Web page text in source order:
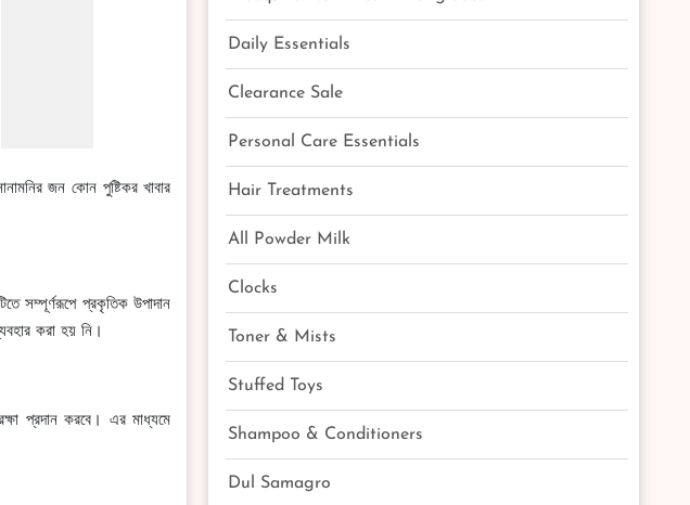
জন কোন পুষ্টিকর খাবার
সম্পূর্ণরূপে প্রকৃতিক উপাদান
করা হয় নি।
প্রদান করবে। এর মাধ্যমে
Daily Essentials
Clearance Sale
Personal Care Essentials
Hair Treatments
All Powder Milk
Clocks
Toner & Mists
Stuffed Toys
Shampoo & Conditioners
Dul Samagro